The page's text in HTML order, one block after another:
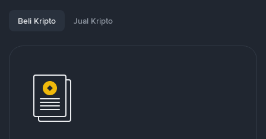
Beli Kripto Jual Kripto